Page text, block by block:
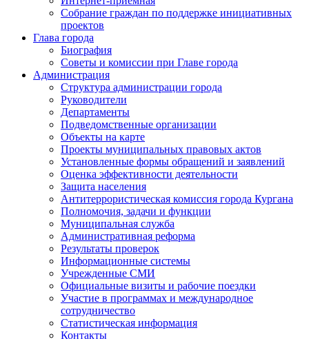
Собрание граждан по поддержке инициативных
проектов
Глава города
Биография
Советы и комиссии при Главе города
Администрация
Структура администрации города
Руководители
Департаменты
Подведомственные организации
Объекты на карте
Проекты муниципальных правовых актов
Установленные формы обращений и заявлений
Оценка эффективности деятельности
Защита населения
Антитеррористическая комиссия города Кургана
Полномочия, задачи и функции
Муниципальная служба
Административная реформа
Результаты проверок
Информационные системы
Учрежденные СМИ
Официальные визиты и рабочие поездки
Участие в программах и международное
сотрудничество
Статистическая информация
Контакты